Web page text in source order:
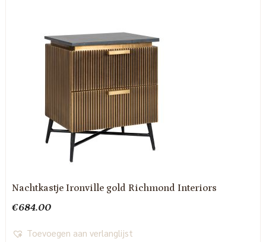
Nachtkastje Ironville gold Richmond Interiors
€684.00
Toevoegen aan verlanglijst